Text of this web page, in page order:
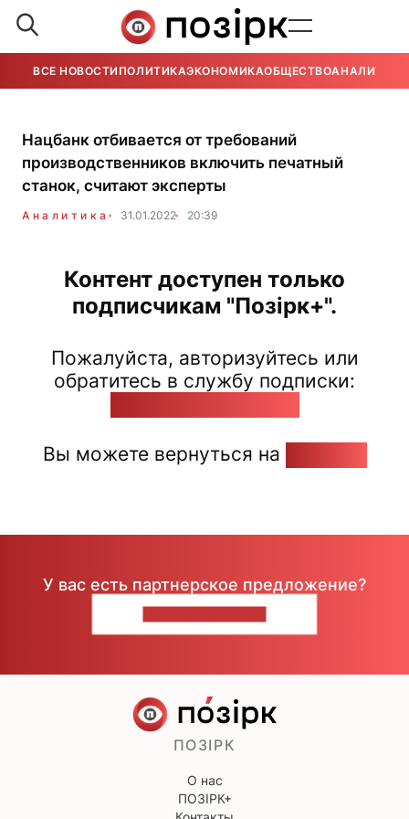
ВСЕ НОВОСТИ ПОЛИТИКАЭКОНОМИКАОБЩЕСТВОАНАЛИТИКА
Нацбанк отбивается от требований
производственников включить печатный
станок, считают эксперты
Аналитика 31.01.2022 20:39
Контент доступен только
подписчикам "Позірк+".
Пожалуйста, авторизуйтесь или
обратитесь в службу подписки:
Вы можете вернуться на
У вас есть партнерское предложение?
ПОЗІРК
О нас
ПОЗІРК+